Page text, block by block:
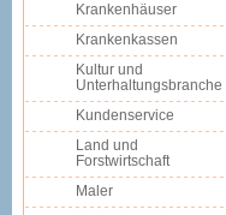
Krankenhäuser
Krankenkassen
Kultur und
Unterhaltungsbranche
Kundenservice
Land und
Forstwirtschaft
Maler